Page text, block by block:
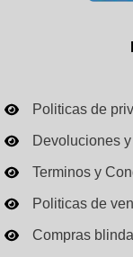
Politicas de
Devoluciones
Terminos y
Politicas de
Compras